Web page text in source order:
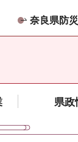
奈良県防
県政